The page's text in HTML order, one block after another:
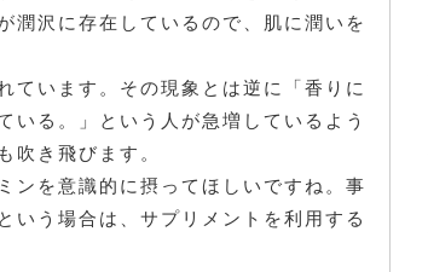
潤沢に存在しているので、肌に潤いを
ています。その現象とは逆に「香りに
いる。」という人が急増しているよう
吹き飛びます。
ンを意識的に摂ってほしいですね。事
いう場合は、サプリメントを利用する